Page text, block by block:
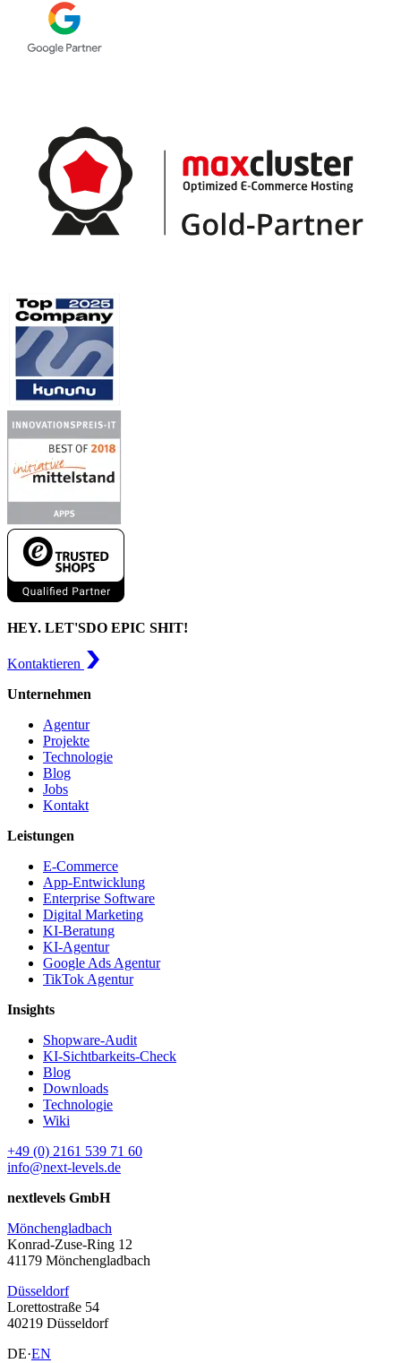
HEY. LET'SDO EPIC SHIT!
Kontaktieren
Unternehmen
Agentur
Projekte
Technologie
Blog
Jobs
Kontakt
Leistungen
E-Commerce
App-Entwicklung
Enterprise Software
Digital Marketing
KI-Beratung
KI-Agentur
Google Ads Agentur
TikTok Agentur
Insights
Shopware-Audit
KI-Sichtbarkeits-Check
Blog
Downloads
Technologie
Wiki
+49 (0) 2161 539 71 60
info@next-levels.de
nextlevels GmbH
Mönchengladbach
Konrad-Zuse-Ring 12
41179 Mönchengladbach
Düsseldorf
Lorettostraße 54
40219 Düsseldorf
DE·EN